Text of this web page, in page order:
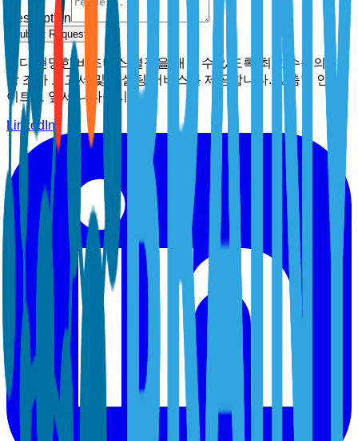
Description
Submit Request
보다 현명한 비즈니스 결정을 내릴 수 있도록 최고 수준의 시
장 조사 보고서 및 컨설팅 서비스를 제공합니다. 맞춤형 인사
이트로 앞서 나타십시오.
LinkedIn